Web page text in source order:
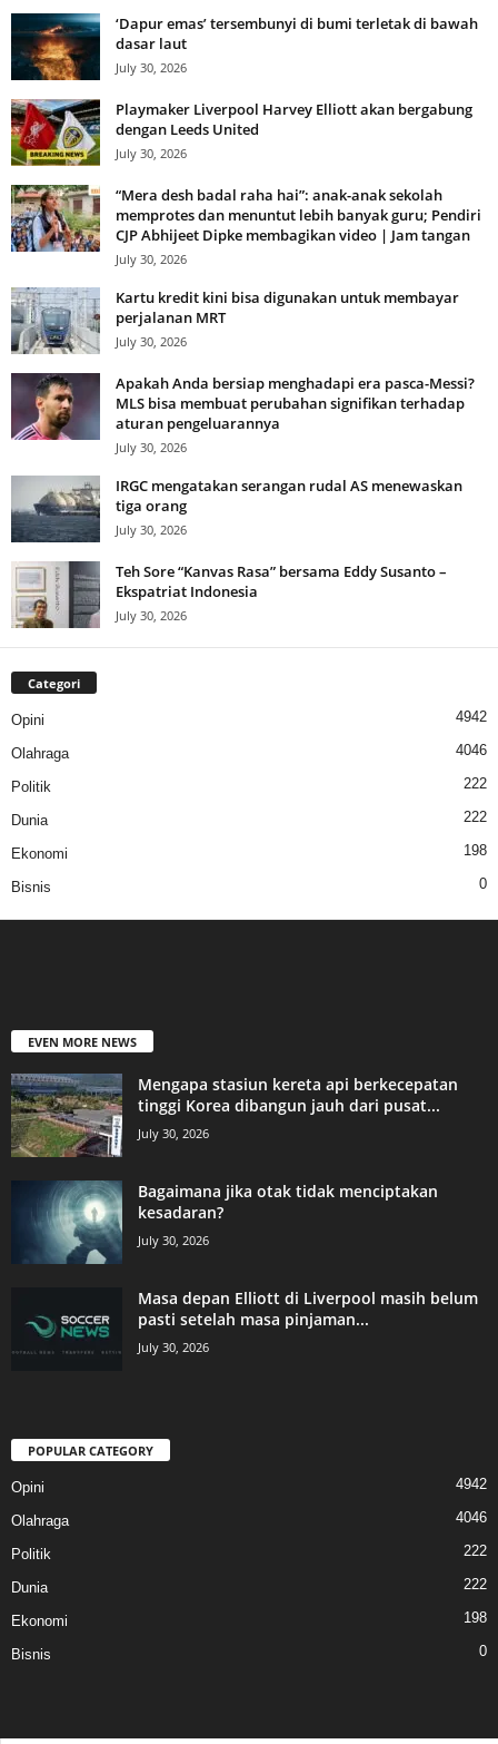
‘Dapur emas’ tersembunyi di bumi terletak di bawah
dasar laut
July 30, 2026
Playmaker Liverpool Harvey Elliott akan bergabung
dengan Leeds United
July 30, 2026
“Mera desh badal raha hai”: anak-anak sekolah
memprotes dan menuntut lebih banyak guru; Pendiri
CJP Abhijeet Dipke membagikan video | Jam tangan
July 30, 2026
Kartu kredit kini bisa digunakan untuk membayar
perjalanan MRT
July 30, 2026
Apakah Anda bersiap menghadapi era pasca-Messi?
MLS bisa membuat perubahan signifikan terhadap
aturan pengeluarannya
July 30, 2026
IRGC mengatakan serangan rudal AS menewaskan
tiga orang
July 30, 2026
Teh Sore “Kanvas Rasa” bersama Eddy Susanto –
Ekspatriat Indonesia
July 30, 2026
Categori
Opini 4942
Olahraga 4046
Politik 222
Dunia 222
Ekonomi 198
Bisnis 0
EVEN MORE NEWS
Mengapa stasiun kereta api berkecepatan
tinggi Korea dibangun jauh dari pusat...
July 30, 2026
Bagaimana jika otak tidak menciptakan
kesadaran?
July 30, 2026
Masa depan Elliott di Liverpool masih belum
pasti setelah masa pinjaman...
July 30, 2026
POPULAR CATEGORY
Opini 4942
Olahraga 4046
Politik 222
Dunia 222
Ekonomi 198
Bisnis 0